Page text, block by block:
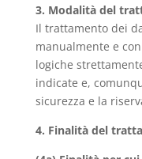
3. Modalità del
Il trattamento dei
manualmente e
logiche
indicate e,
sicurezza e la
4. Finalità del